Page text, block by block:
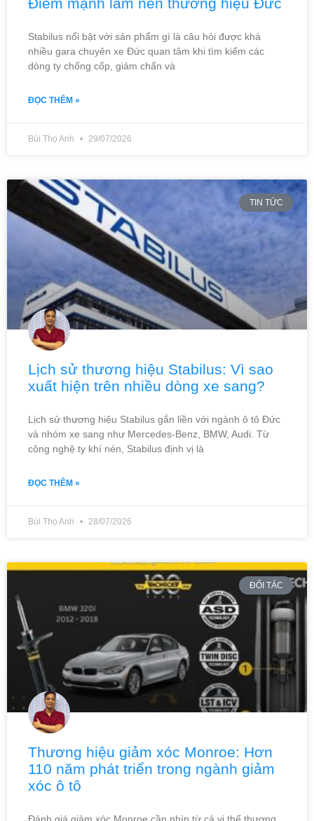
Stabilus nổi bật với sản phẩm gì là câu hỏi được khá
nhiều gara chuyên xe Đức quan tâm khi tìm kiếm các
dòng ty chống cốp, giảm chấn và
ĐỌC THÊM »
Bùi Thọ Anh 29/07/2026
TIN TỨC
Lịch sử thương hiệu Stabilus: Vì sao
xuất hiện trên nhiều dòng xe sang?
Lịch sử thương hiệu Stabilus gắn liền với ngành ô tô Đức
và nhóm xe sang như Mercedes-Benz, BMW, Audi. Từ
công nghệ ty khí nén, Stabilus định vị là
ĐỌC THÊM »
Bùi Thọ Anh 28/07/2026
ĐỐI TÁC
Thương hiệu giảm xóc Monroe: Hơn
110 năm phát triển trong ngành giảm
xóc ô tô